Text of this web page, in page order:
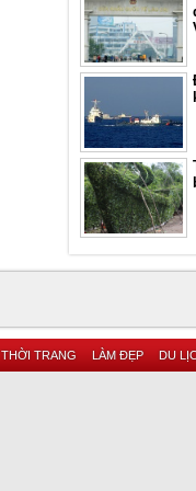
THỜI TRANG LÀM ĐẸP DU